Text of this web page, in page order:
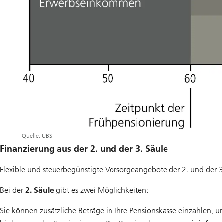
Quelle: UBS
Finanzierung aus der 2. und der 3. Säule
Flexible und steuerbegünstigte Vorsorgeangebote der 2. und
Bei der 2. Säule gibt es zwei Möglichkeiten:
Sie können zusätzliche Beträge in Ihre Pensionskasse